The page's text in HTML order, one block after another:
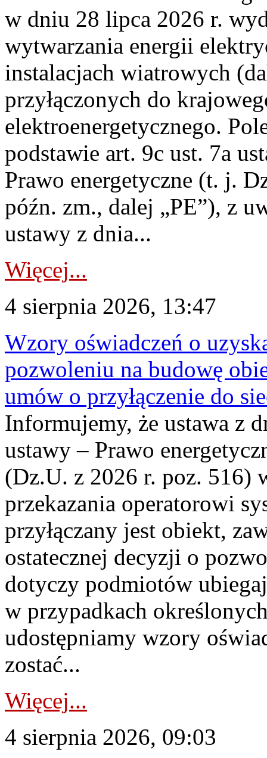
w dniu 28 lipca 2026 r.
wytwarzania energii
instalacjach wiatrowych
przyłączonych do
elektroenergetycznego.
podstawie art. 9c ust. 7a
Prawo energetyczne (t. j.
późn. zm., dalej „PE”), z
ustawy z dnia...
Więcej...
4 sierpnia 2026, 13:47
Wzory oświadczeń o
pozwoleniu na budowę
umów o przyłączenie do
Informujemy, że ustawa z
ustawy – Prawo
(Dz.U. z 2026 r. poz. 516)
przekazania operatorowi
przyłączany jest obiekt,
ostatecznej decyzji o
dotyczy podmiotów
w przypadkach
udostępniamy wzory
zostać...
Więcej...
4 sierpnia 2026, 09:03